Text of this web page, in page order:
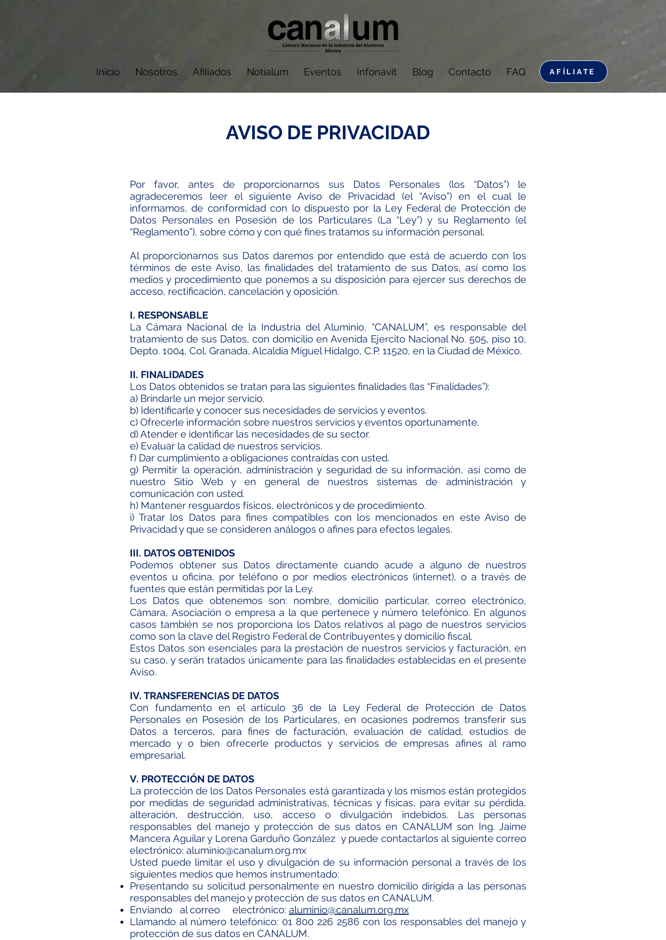
Inicio Nosotros Afiliados Notialum Eventos Infonavit Blog Contacto FAQ AFÍLIATE
AVISO DE PRIVACIDAD
Por favor, antes de proporcionarnos sus Datos Personales (los “Datos”) le
agradeceremos leer el siguiente Aviso de Privacidad (el “Aviso”) en el cual le
informamos, de conformidad con lo dispuesto por la Ley Federal de Protección de
Datos Personales en Posesión de los Particulares (La “Ley”) y su Reglamento (el
“Reglamento”), sobre cómo y con qué fines tratamos su información personal.
Al proporcionarnos sus Datos daremos por entendido que está de acuerdo con los
términos de este Aviso, las finalidades del tratamiento de sus Datos, así como los
medios y procedimiento que ponemos a su disposición para ejercer sus derechos de
acceso, rectificación, cancelación y oposición.
I. RESPONSABLE
La Cámara Nacional de la Industria del Aluminio, “CANALUM”, es responsable del
tratamiento de sus Datos, con domicilio en Avenida Ejercito Nacional No. 505, piso 10,
Depto. 1004, Col. Granada, Alcaldía Miguel Hidalgo, C.P. 11520, en la Ciudad de México.
II. FINALIDADES
Los Datos obtenidos se tratan para las siguientes finalidades (las “Finalidades”):
a) Brindarle un mejor servicio.
b) Identificarle y conocer sus necesidades de servicios y eventos.
c) Ofrecerle información sobre nuestros servicios y eventos oportunamente.
d) Atender e identificar las necesidades de su sector.
e) Evaluar la calidad de nuestros servicios.
f) Dar cumplimiento a obligaciones contraídas con usted.
g) Permitir la operación, administración y seguridad de su información, así como de
nuestro Sitio Web y en general de nuestros sistemas de administración y
comunicación con usted.
h) Mantener resguardos físicos, electrónicos y de procedimiento.
i) Tratar los Datos para fines compatibles con los mencionados en este Aviso de
Privacidad y que se consideren análogos o afines para efectos legales.
III. DATOS OBTENIDOS
Podemos obtener sus Datos directamente cuando acude a alguno de nuestros
eventos u oficina, por teléfono o por medios electrónicos (internet), o a través de
fuentes que están permitidas por la Ley.
Los Datos que obtenemos son: nombre, domicilio particular, correo electrónico,
Cámara, Asociación o empresa a la que pertenece y número telefónico. En algunos
casos también se nos proporciona los Datos relativos al pago de nuestros servicios
como son la clave del Registro Federal de Contribuyentes y domicilio fiscal.
Estos Datos son esenciales para la prestación de nuestros servicios y facturación, en
su caso, y serán tratados únicamente para las finalidades establecidas en el presente
Aviso.
IV. TRANSFERENCIAS DE DATOS
Con fundamento en el artículo 36 de la Ley Federal de Protección de Datos
Personales en Posesión de los Particulares, en ocasiones podremos transferir sus
Datos a terceros, para fines de facturación, evaluación de calidad, estudios de
mercado y o bien ofrecerle productos y servicios de empresas afines al ramo
empresarial.
V. PROTECCIÓN DE DATOS
La protección de los Datos Personales está garantizada y los mismos están protegidos
por medidas de seguridad administrativas, técnicas y físicas, para evitar su pérdida,
alteración, destrucción, uso, acceso o divulgación indebidos. Las personas
responsables del manejo y protección de sus datos en CANALUM son Ing. Jaime
Mancera Aguilar y Lorena Garduño González y puede contactarlos al siguiente correo
electrónico: aluminio@canalum.org.mx
Usted puede limitar el uso y divulgación de su información personal a través de los
siguientes medios que hemos instrumentado:
Presentando su solicitud personalmente en nuestro domicilio dirigida a las personas
responsables del manejo y protección de sus datos en CANALUM.
Enviando al correo electrónico: aluminio@canalum.org.mx
Llamando al número telefónico: 01 800 226 2586 con los responsables del manejo y
protección de sus datos en CANALUM.